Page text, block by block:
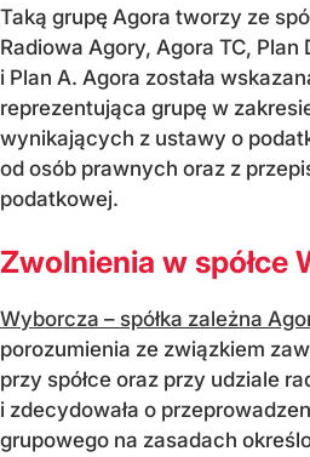
Taką grupę Agora tworzy ze
Radiowa Agory, Agora TC, Plan
i Plan A. Agora została
reprezentująca grupę w
wynikających z ustawy o
od osób prawnych oraz z
podatkowej.
Zwolnienia w spółce
Wyborcza – spółka zależna
porozumienia ze związkiem
przy spółce oraz przy udziale
i zdecydowała o
grupowego na zasadach